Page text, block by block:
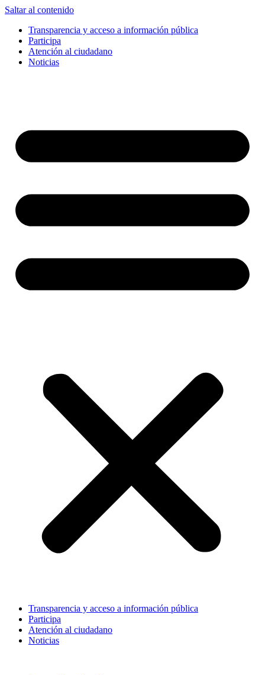
Saltar al contenido
Transparencia y acceso a información pública
Participa
Atención al ciudadano
Noticias
Transparencia y acceso a información pública
Participa
Atención al ciudadano
Noticias